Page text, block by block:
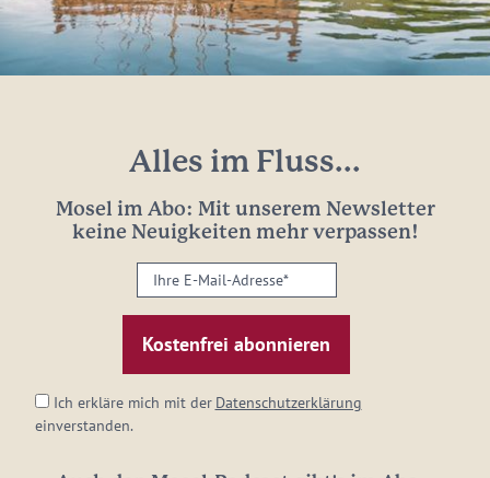
Alles im Fluss...
Mosel im Abo: Mit unserem Newsletter
keine Neuigkeiten mehr verpassen!
Ihre
E-
Mail-
Adresse:
Ich erkläre mich mit der Datenschutzerklärung
einverstanden.